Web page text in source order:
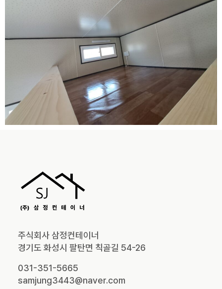
주식회사 삼정컨테이너
경기도 화성시 팔탄면 칙골길 54-26
031-351-5665
samjung3443@naver.com